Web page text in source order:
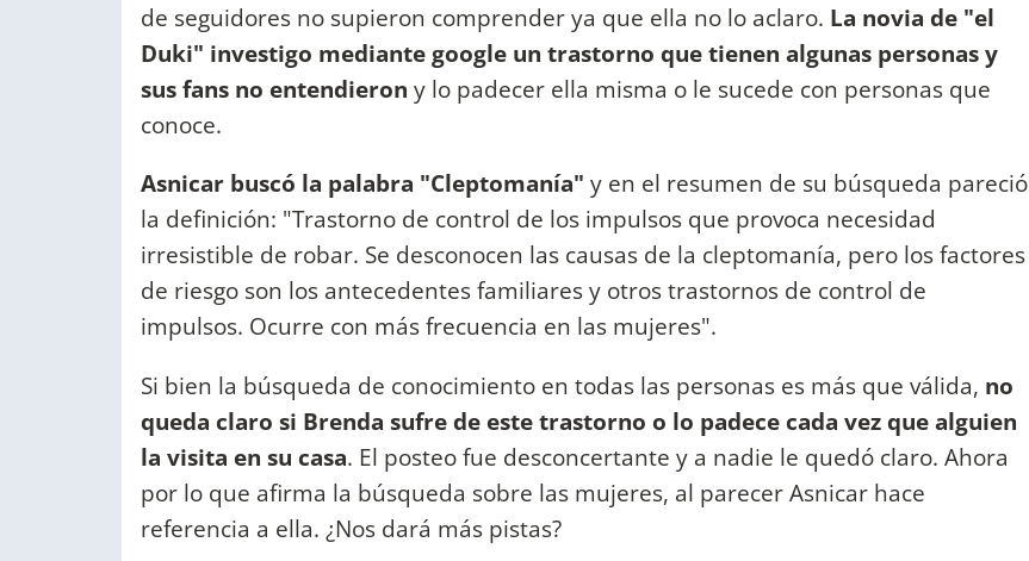
de seguidores no supieron comprender ya que ella no lo aclaro. La novia de "el
Duki" investigo mediante google un trastorno que tienen algunas personas y
sus fans no entendieron y lo padecer ella misma o le sucede con personas que
conoce.
Asnicar buscó la palabra "Cleptomanía" y en el resumen de su búsqueda pareció
la definición: "Trastorno de control de los impulsos que provoca necesidad
irresistible de robar. Se desconocen las causas de la cleptomanía, pero los factores
de riesgo son los antecedentes familiares y otros trastornos de control de
impulsos. Ocurre con más frecuencia en las mujeres".
Si bien la búsqueda de conocimiento en todas las personas es más que válida, no
queda claro si Brenda sufre de este trastorno o lo padece cada vez que alguien
la visita en su casa. El posteo fue desconcertante y a nadie le quedó claro. Ahora
por lo que afirma la búsqueda sobre las mujeres, al parecer Asnicar hace
referencia a ella. ¿Nos dará más pistas?